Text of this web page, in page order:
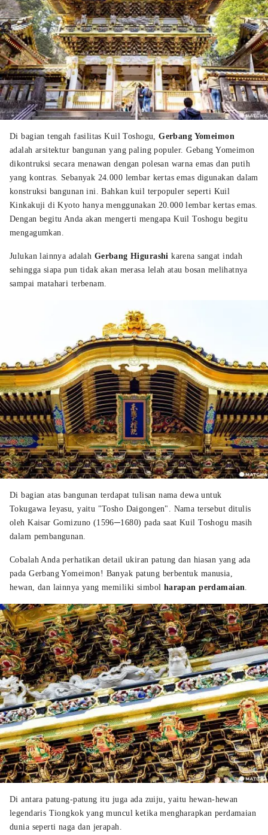
Di bagian tengah fasilitas Kuil Toshogu,Gerbang Yomeimon
adalah arsitektur bangunan yang paling populer. Gebang Yomeimon
dikontruksi secara menawan dengan polesan warna emas dan putih
yang kontras. Sebanyak 24.000 lembar kertas emas digunakan dalam
konstruksi bangunan ini. Bahkan kuil terpopuler seperti Kuil
Kinkakuji di Kyoto hanya menggunakan 20.000 lembar kertas emas.
Dengan begitu Anda akan mengerti mengapa Kuil Toshogu begitu
mengagumkan.
Julukan lainnya adalah Gerbang Higurashi karena sangat indah
sehingga siapa pun tidak akan merasa lelah atau bosan melihatnya
sampai matahari terbenam.
Di bagian atas bangunan terdapat tulisan nama dewa untuk
Tokugawa Ieyasu, yaitu "Tosho Daigongen". Nama tersebut ditulis
oleh Kaisar Gomizuno (1596─1680) pada saat Kuil Toshogu masih
dalam pembangunan.
Cobalah Anda perhatikan detail ukiran patung dan hiasan yang ada
pada Gerbang Yomeimon! Banyak patung berbentuk manusia,
hewan, dan lainnya yang memiliki simbol harapan perdamaian.
Di antara patung-patung itu juga ada zuiju, yaitu hewan-hewan
legendaris Tiongkok yang muncul ketika mengharapkan perdamaian
dunia seperti naga dan jerapah.